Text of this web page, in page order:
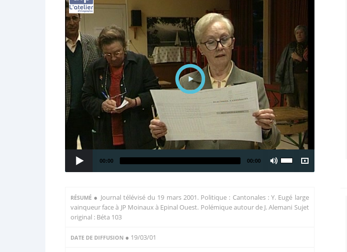
00:00 00:00
RÉSUMÉ ● Journal télévisé du 19 mars 2001. Politique : Cantonales : Y. Eugé large
vainqueur face à JP Moinaux à Epinal Ouest. Polémique autour de J. Alemani Sujet
original : Béta 103
DATE DE DIFFUSION ● 19/03/01